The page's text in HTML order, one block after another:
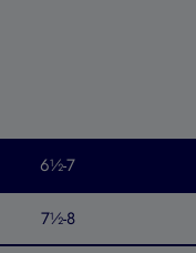
6½-7
7½-8